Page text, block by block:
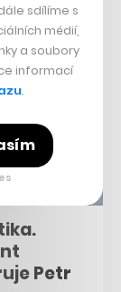
Petr
sdílíme s
médií,
a soubory
informací
.